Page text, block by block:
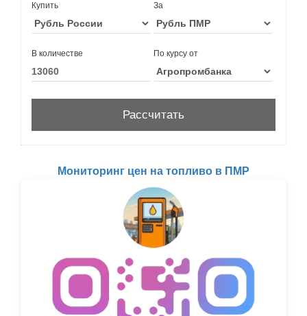
Купить За
В количестве По курсу от
Мониторинг цен на топливо в ПМР